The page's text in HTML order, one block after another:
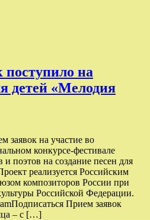
поступило на
детей «Мелодия
заявок на участие во
конкурсе-фестивале
поэтов на создание песен для
реализуется Российским
композиторов России при
Российской Федерации.
Прием заявок
– с […]